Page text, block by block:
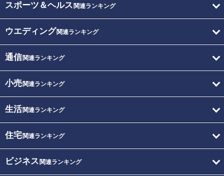
スポーツ＆ヘルス 関連ランキング
ウエディング関連ランキング
通信関連ランキング
小売関連ランキング
生活関連ランキング
住宅関連ランキング
ビジネス 関連ランキング